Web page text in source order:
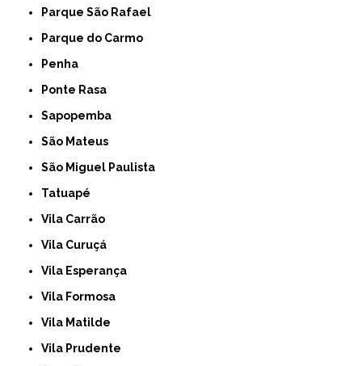
Parque São Rafael
Parque do Carmo
Penha
Ponte Rasa
Sapopemba
São Mateus
São Miguel Paulista
Tatuapé
Vila Carrão
Vila Curuçá
Vila Esperança
Vila Formosa
Vila Matilde
Vila Prudente